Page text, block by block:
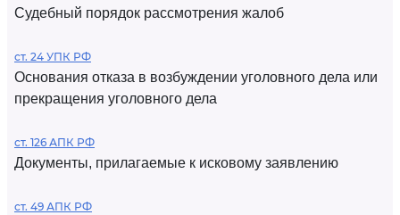
Судебный порядок рассмотрения жалоб
ст. 24 УПК РФ
Основания отказа в возбуждении уголовного дела или
прекращения уголовного дела
ст. 126 АПК РФ
Документы, прилагаемые к исковому заявлению
ст. 49 АПК РФ